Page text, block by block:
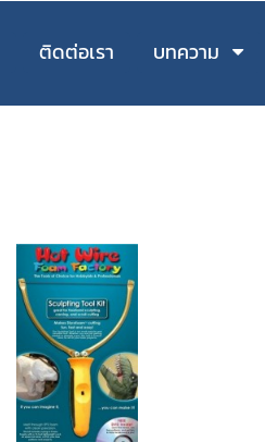
ติดต่อเรา บทความ